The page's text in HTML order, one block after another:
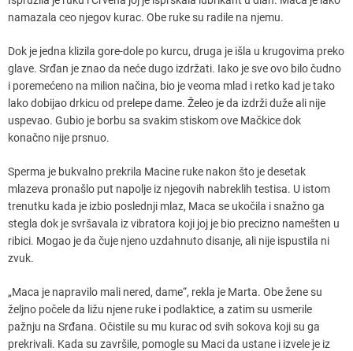
namazala ceo njegov kurac. Obe ruke su radile na njemu.
Dok je jedna klizila gore-dole po kurcu, druga je išla u krugovima preko
glave. Srđan je znao da neće dugo izdržati. Iako je sve ovo bilo čudno
i poremećeno na milion načina, bio je veoma mlad i retko kad je tako
lako dobijao drkicu od prelepe dame. Želeo je da izdrži duže ali nije
uspevao. Gubio je borbu sa svakim stiskom ove Mačkice dok
konačno nije prsnuo.
Sperma je bukvalno prekrila Macine ruke nakon što je desetak
mlazeva pronašlo put napolje iz njegovih nabreklih testisa. U istom
trenutku kada je izbio poslednji mlaz, Maca se ukočila i snažno ga
stegla dok je svršavala iz vibratora koji joj je bio precizno namešten u
ribici. Mogao je da čuje njeno uzdahnuto disanje, ali nije ispustila ni
zvuk.
„Maca je napravilo mali nered, dame“, rekla je Marta. Obe žene su
željno počele da ližu njene ruke i podlaktice, a zatim su usmerile
pažnju na Srđana. Očistile su mu kurac od svih sokova koji su ga
prekrivali. Kada su završile, pomogle su Maci da ustane i izvele je iz